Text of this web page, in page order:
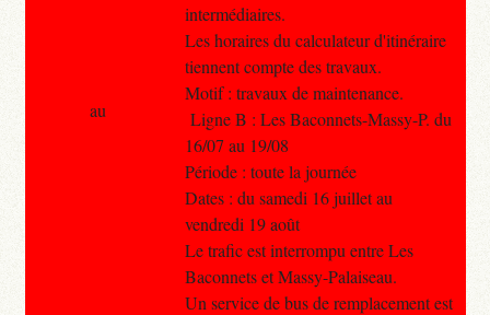
intermédiaires.
Les horaires du calculateur d'itinéraire
tiennent compte des travaux.
Motif : travaux de maintenance.
Ligne B : Les Baconnets-Massy-P. du
16/07 au 19/08
Période : toute la journée
Dates : du samedi 16 juillet au
vendredi 19 août
Le trafic est interrompu entre Les
Baconnets et Massy-Palaiseau.
Un service de bus de remplacement est
au